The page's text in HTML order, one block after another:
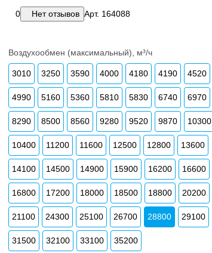
0 Нет отзывов Арт. 164088
Воздухообмен (максимальный), м³/ч
3010 3250 3590 4000 4180 4190 4520
4990 5160 5360 5810 5830 6740 6970
8290 8500 8560 9280 9520 9870 10300
10400 11200 11600 12500 12800 13600
14100 14500 14900 15900 16200 16600
16800 17200 18000 18500 18800 20200
21100 24300 25100 26700 28800 29100
31500 32100 33100 35200